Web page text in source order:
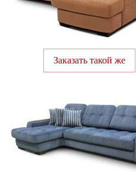
Заказать такой же